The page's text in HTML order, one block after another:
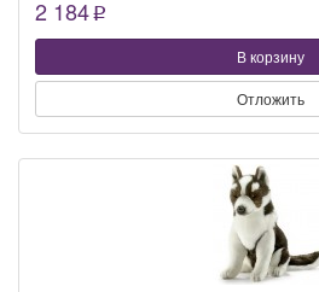
2 184p
В корзину
Отложить